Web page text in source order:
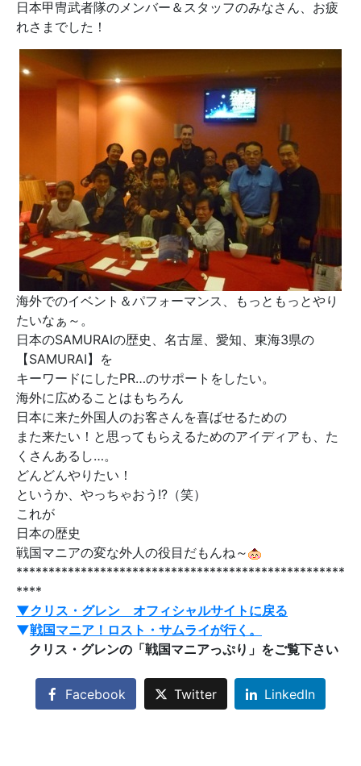
日本甲冑武者隊のメンバー＆スタッフのみなさん、お疲
れさまでした！
海外でのイベント＆パフォーマンス、もっともっとやり
たいなぁ～。
日本のSAMURAIの歴史、名古屋、愛知、東海3県の
【SAMURAI】を
キーワードにしたPR…のサポートをしたい。
海外に広めることはもちろん
日本に来た外国人のお客さんを喜ばせるための
また来たい！と思ってもらえるためのアイディアも、た
くさんあるし…。
どんどんやりたい！
というか、やっちゃおう!?（笑）
これが
日本の歴史
戦国マニアの変な外人の役目だもんね～
***************************************************
****
▼クリス・グレン オフィシャルサイトに戻る
▼戦国マニア！ロスト・サムライが行く。
クリス・グレンの「戦国マニアっぷり」をご覧下さい
Facebook Twitter LinkedIn